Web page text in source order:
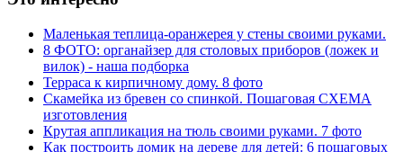
Маленькая теплица-оранжерея у стены своими руками.
8 ФОТО: органайзер для столовых приборов (ложек и
вилок) - наша подборка
Терраса к кирпичному дому. 8 фото
Скамейка из бревен со спинкой. Пошаговая СХЕМА
изготовления
Крутая аппликация на тюль своими руками. 7 фото
Как построить домик на дереве для детей: 6 пошаговых